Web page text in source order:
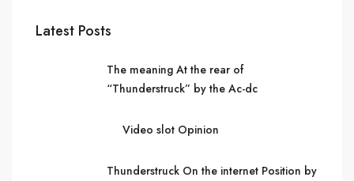
Latest Posts
The meaning At the rear of
“Thunderstruck” by the Ac-dc
Video slot Opinion
Thunderstruck On the internet Position by